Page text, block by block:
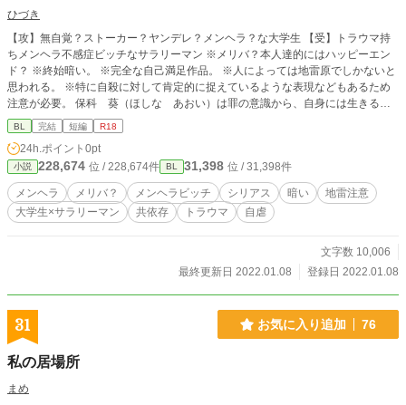
ひづき
【攻】無自覚？ストーカー？ヤンデレ？メンヘラ？な大学生 【受】トラウマ持
ちメンヘラ不感症ビッチなサラリーマン ※メリバ？本人達的にはハッピーエン
ド？ ※終始暗い。 ※完全な自己満足作品。 ※人によっては地雷原でしかないと
思われる。 ※特に自殺に対して肯定的に捉えているような表現などもあるため
注意が必要。 保科 葵（ほしな あおい）は罪の意識から、自身には生きる権
利がないと思っている。死ぬこともできず、自身に罰を課すことで生きる権利を
得ようと、望まない性行為を繰り返していた。 相手が見つからなかったある
日、隣の部屋に住む大学生の優斗（ゆうと）に声を掛けられる。 同性間の行為
に興味を示す多感なお年頃の青年に、別にいいかと行為を了承したが… ※終始
ヤってるだけ。
BL 完結 短編 R18
24h.ポイント 0pt
小説 228,674 位 / 228,674件 BL 31,398 位 / 31,398件
メンヘラ メリバ？ メンヘラビッチ シリアス 暗い
地雷注意
大学生×サラリーマン
共依存 トラウマ 自虐
文字数 10,006
最終更新日 2022.01.08
登録日 2022.01.08
31 お気に入り追加 76
私の居場所
まめ